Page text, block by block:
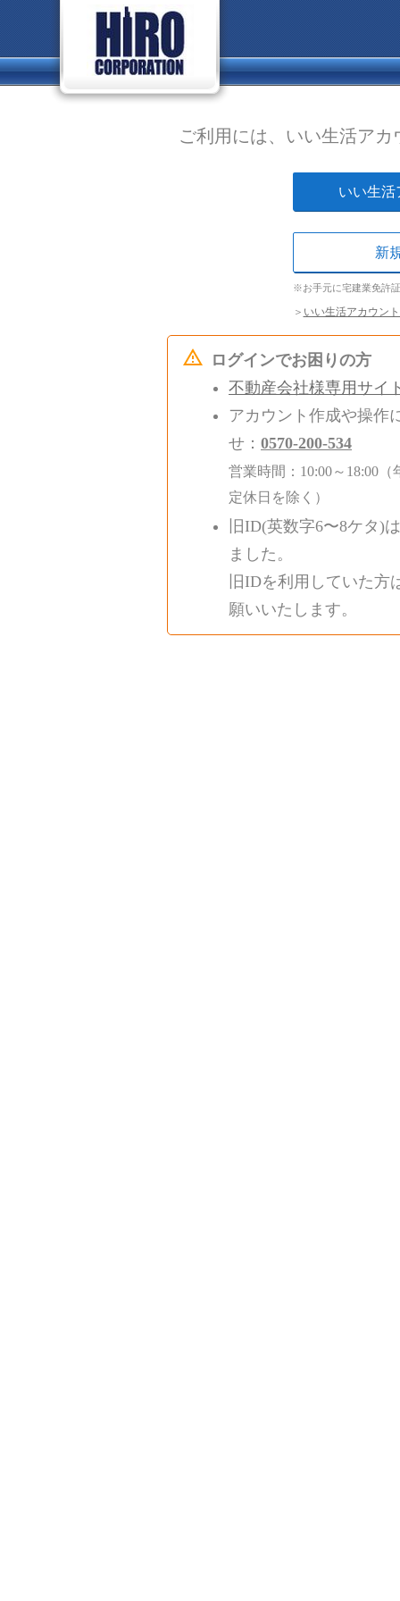
ご利用には、いい生活ア
いい生活
新
※お手元に宅建業免許
＞ いい生活アカウン
ログインでお困りの方
不動産会社様専用サイ
アカウント作成や操作
せ： 0570-200-534
営業時間：10:00～18:00
定休日を除く）
旧ID(英数字6〜8ケタ)は
ました。
旧IDを利用していた
願いいたします。